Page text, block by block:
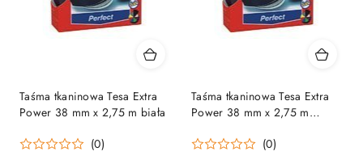
Taśma tkaninowa Tesa Extra
Power 38 mm x 2,75 m biała
(0)
Taśma tkaninowa Tesa Extra
Power 38 mm x 2,75 m
(0)